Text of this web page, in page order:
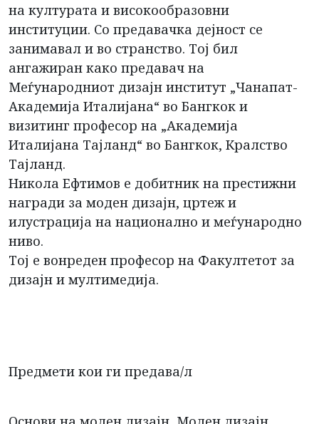
на културата и високообразовни
институции. Со предавачка дејност се
занимавал и во странство. Тој бил
ангажиран како предавач на
Меѓународниот дизајн институт „Чанапат-
Академија Италијана“ во Бангкок и
визитинг професор на „Академија
Италијана Тајланд“ во Бангкок, Кралство
Тајланд.
Никола Ефтимов е добитник на престижни
награди за моден дизајн, цртеж и
илустрација на национално и меѓународно
ниво.
Тој е вонреден професор на Факултетот за
дизајн и мултимедија.
Предмети кои ги предава/л